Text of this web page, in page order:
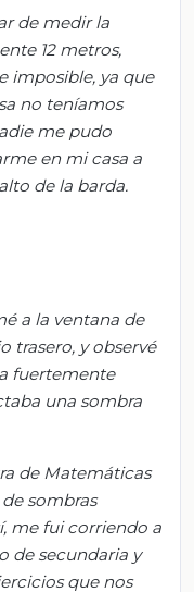
de medir la
12 metros,
imposible, ya que
no teníamos
me pudo
en mi casa a
de la barda.
a la ventana de
trasero, y observé
fuertemente
una sombra
de Matemáticas
sombras
me fui corriendo a
de secundaria y
que nos